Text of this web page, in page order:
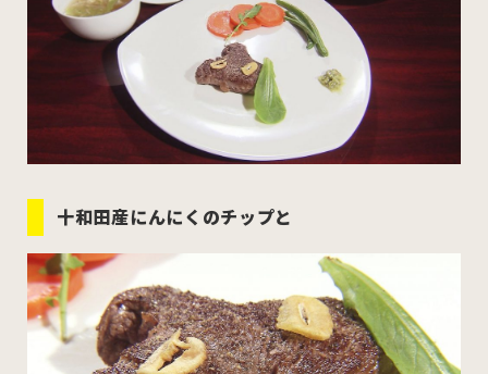
ホーム
お問い合わせ
公式Instagram
十和田産にんにくのチップと